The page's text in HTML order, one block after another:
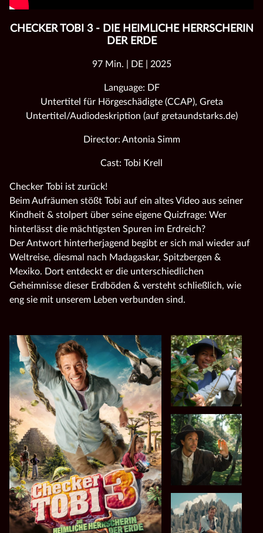
CHECKER TOBI 3 - DIE HEIMLICHE HERRSCHERIN
DER ERDE
97 Min. | DE | 2025
Language: DF
Untertitel für Hörgeschädigte (CCAP), Greta
Untertitel/Audiodeskription (auf gretaundstarks.de)
Director: Antonia Simm
Cast: Tobi Krell
Checker Tobi ist zurück!
Beim Aufräumen stößt Tobi auf ein altes Video aus seiner
Kindheit & stolpert über seine eigene Quizfrage: Wer
hinterlässt die mächtigsten Spuren im Erdreich?
Der Antwort hinterherjagend begibt er sich mal wieder auf
Weltreise, diesmal nach Madagaskar, Spitzbergen &
Mexiko. Dort entdeckt er die unterschiedlichen
Geheimnisse dieser Erdböden & versteht schließlich, wie
eng sie mit unserem Leben verbunden sind.